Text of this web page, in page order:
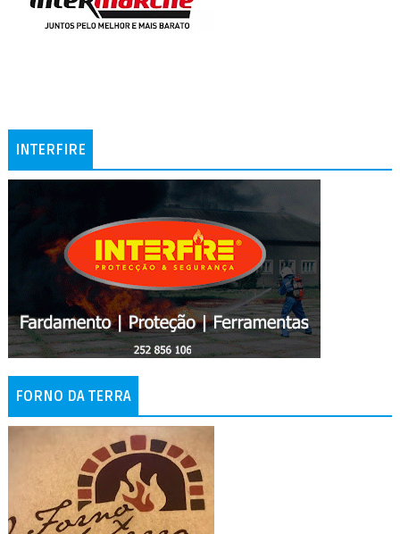
INTERFIRE
FORNO DA TERRA